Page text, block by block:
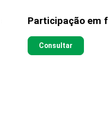
Participação em
Consultar